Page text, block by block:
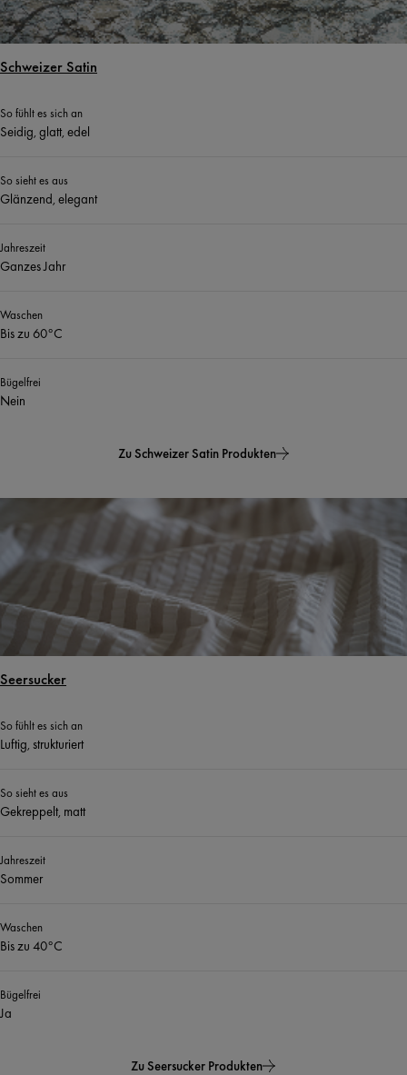
Schweizer Satin
So fühlt es sich an
Seidig, glatt, edel
So sieht es aus
Glänzend, elegant
Jahreszeit
Ganzes Jahr
Waschen
Bis zu 60°C
Bügelfrei
Nein
Zu Schweizer Satin Produkten
Seersucker
So fühlt es sich an
Luftig, strukturiert
So sieht es aus
Gekreppelt, matt
Jahreszeit
Sommer
Waschen
Bis zu 40°C
Bügelfrei
Ja
Zu Seersucker Produkten